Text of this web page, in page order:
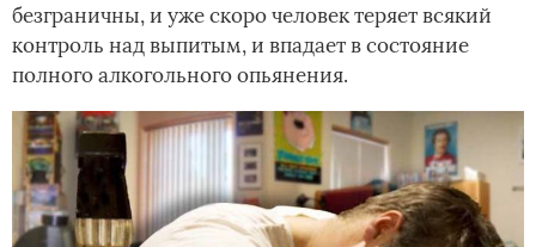
безграничны, и уже скоро человек теряет всякий
контроль над выпитым, и впадает в состояние
полного алкогольного опьянения.­